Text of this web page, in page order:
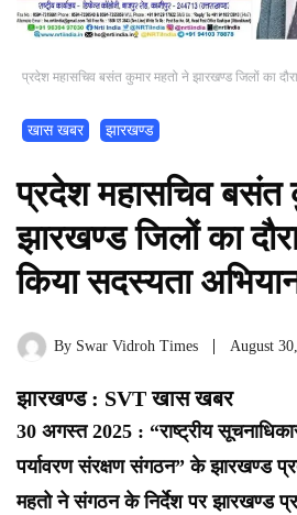
प्रदेश महासचिव बसंत कुमार महतो ने झारखण्ड जिलों का
खास खबर झारखण्ड
प्रदेश महासचिव बसंत
झारखण्ड जिलों का
किया सदस्यता
By Swar Vidroh Times August
झारखण्ड : SVT खास खबर
30 अगस्त 2025 : “राष्ट्रीय
पर्यावरण संरक्षण संगठन” के झारखण्ड
महतो ने संगठन के निर्देश पर झारखण्ड